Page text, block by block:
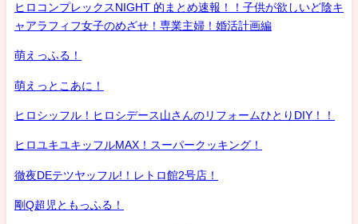
ヒロコンプレックスNIGHT 的まとめ速報！！子供が欲しいど陰キ
ャアラフィフ女子のめざせ！専業主婦！婚活計画編
萌えっふる！
萌えっとこあに！
ヒロシッフル！ヒロシデース山さんのリフォームひとりDIY！！
ヒロユキユキッフルMAX！スーパークッキング！
徹夜DEテツヤッフル!！レトロ館2号店！
剛Q超児ともっふる！